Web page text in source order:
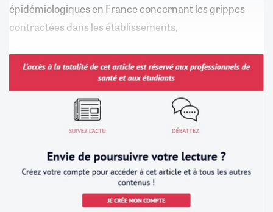
épidémiologiques en France concernant les grippes
contractées dans les établissements,